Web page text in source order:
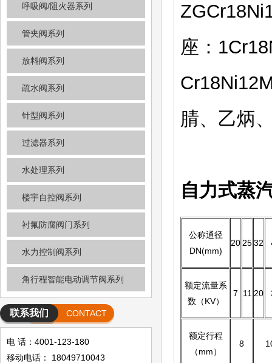
呼吸阀/阻火器系列
管夹阀系列
放料阀系列
疏水阀系列
针型阀系列
过滤器系列
水处理系列
楼宇自控阀系列
衬氟防腐阀门系列
水力控制阀系列
角行程智能电动调节阀系列
联系我们 CONTACT
电 话：4001-123-180
移动电话： 18049710043
座：
腈、乙炳
自力式蒸
公称通径
DN(mm)
20 2532
额定流量系
数（KV）
7 11 20
额定行程
（mm）
8